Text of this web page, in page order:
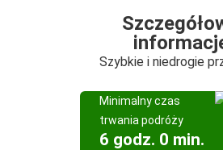
Szybkie i niedrogie
Minimalny czas
trwania podróży
6 godz. 0 min.